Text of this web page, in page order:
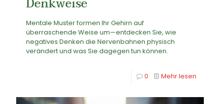
Mentale Muster formen Ihr Gehirn auf
überraschende Weise um—entdecken Sie, wie
negatives Denken die Nervenbahnen physisch
verändert und was Sie dagegen tun können.
0 Mehr lesen